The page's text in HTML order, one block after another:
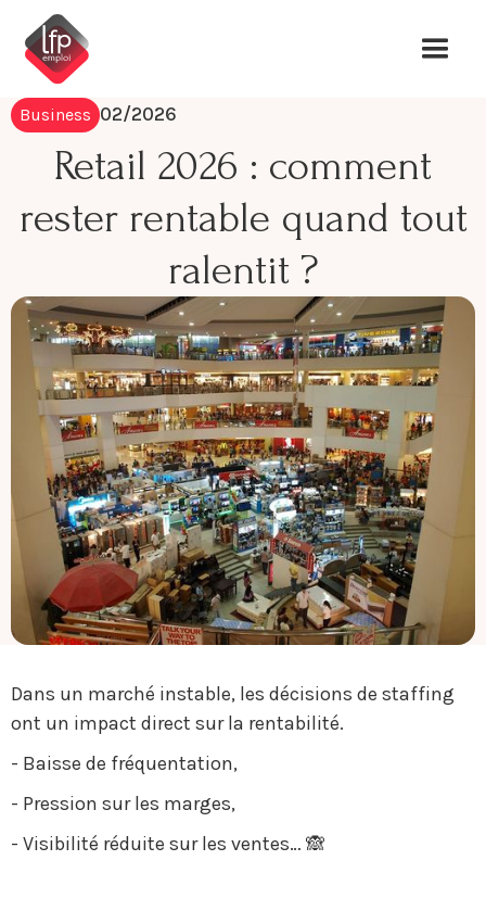
Business 02/2026
Retail 2026 : comment
rester rentable quand tout
ralentit ?
Dans un marché instable, les décisions de staffing
ont un impact direct sur la rentabilité.
- Baisse de fréquentation,
- Pression sur les marges,
- Visibilité réduite sur les ventes… 🙈